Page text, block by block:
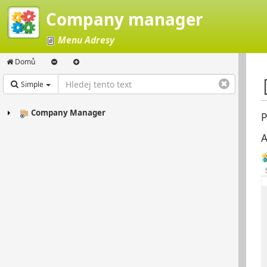
Company manager
Menu Adresy
Domů
Simple
Company Manager